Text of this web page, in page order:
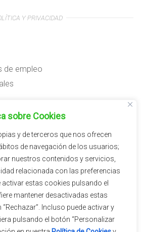
sobre Cookies
y de terceros que nos ofrecen
de navegación de los usuarios;
nuestros contenidos y servicios,
relacionada con las preferencias
estas cookies pulsando el
mantener desactivadas estas
Incluso puede activar y
pulsando el botón “Personalizar
Y PRIVACIDAD
de empleo